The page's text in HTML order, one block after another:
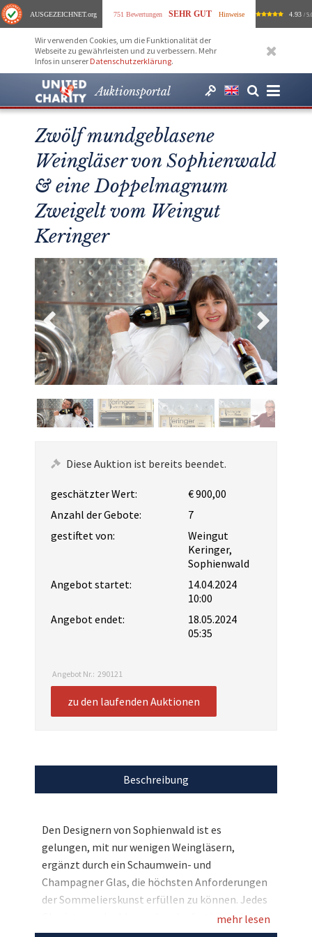
AUSGEZEICHNET.org 751 Bewertungen SEHR GUT Hinweise 4.93 /
Wir verwenden Cookies, um die Funktionalität der
Webseite zu gewährleisten und zu verbessern. Mehr
Infos in unserer Datenschutzerklärung.
Auktionsportal
Zwölf mundgeblasene
Weingläser von Sophienwald
& eine Doppelmagnum
Zweigelt vom Weingut
Keringer
Diese Auktion ist bereits beendet.
geschätzter Wert:
€ 900,00
Anzahl der Gebote:
7
gestiftet von:
Weingut
Keringer,
Sophienwald
Angebot startet:
14.04.2024
10:00
Angebot endet:
18.05.2024
05:35
Angebot Nr.: 290121
zu den laufenden Auktionen
Beschreibung
Den Designern von Sophienwald ist es
gelungen, mit nur wenigen Weingläsern,
ergänzt durch ein Schaumwein- und
Champagner Glas, die höchsten Anforderungen
der Sommelierskunst erfüllen zu können. Jedes
Glas ist mundgeblasen, handgefertigt undmehr lesen